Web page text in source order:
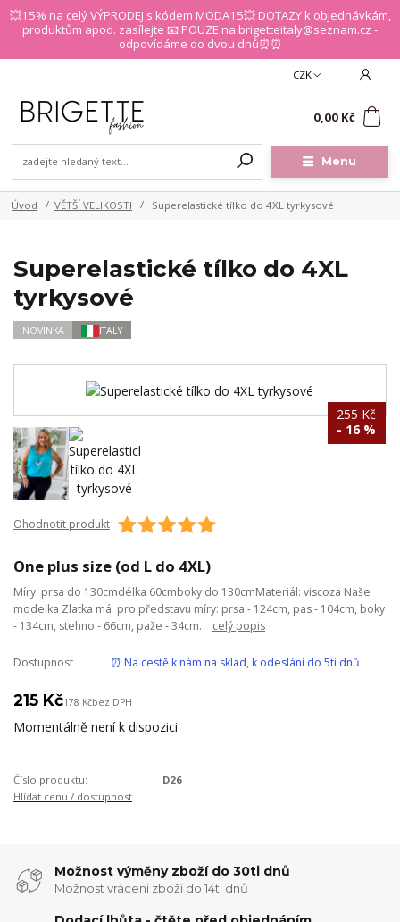
💥15% na celý VÝPRODEJ s kódem MODA15💥 DOTAZY k objednávkám,
produktům apod. zasílejte 📧 POUZE na brigetteitaly@seznam.cz -
odpovídáme do dvou dnů⏰⏰
Menu
CZK
0,00 Kč
Úvod VĚTŠÍ VELIKOSTI Superelastické tílko do 4XL tyrkysové
Superelastické tílko do 4XL
tyrkysové
NOVINKA ITALY
255 Kč
- 16 %
Ohodnotit produkt
One plus size (od L do 4XL)
Míry: prsa do 130cmdélka 60cmboky do 130cmMateriál: viscoza Naše
modelka Zlatka má pro představu míry: prsa - 124cm, pas - 104cm, boky
- 134cm, stehno - 66cm, paže - 34cm. celý popis
Dostupnost ⏰ Na cestě k nám na sklad, k odeslání do 5ti dnů
215 Kč178 Kčbez DPH
Momentálně není k dispozici
Číslo produktu:
D26
Hlídat cenu / dostupnost
Možnost výměny zboží do 30ti dnů
Možnost vrácení zboží do 14ti dnů